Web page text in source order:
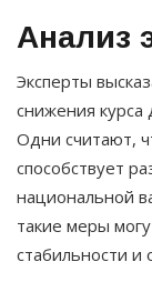
Анализ
Эксперты
снижения курса
Одни считают,
способствует
национальной
такие меры
стабильности и